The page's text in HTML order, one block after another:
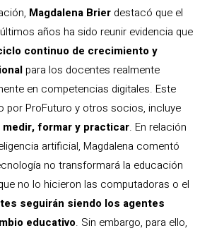
Magdalena Brier destacó que el
años ha sido reunir evidencia que
continuo de crecimiento y
para los docentes realmente
en competencias digitales. Este
por ProFuturo y otros socios, incluye
formar y practicar. En relación
artificial, Magdalena comentó
no transformará la educación
no lo hicieron las computadoras o el
seguirán siendo los agentes
educativo. Sin embargo, para ello,